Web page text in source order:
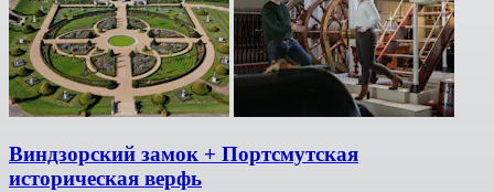
Виндзорский замок + Портсмутская
историческая верфь